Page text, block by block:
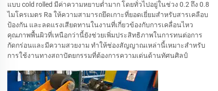
แบบ cold rolled มีค่าความหยาบต่ำมาก โดยทั่วไปอยู่ในช่วง 0.2 ถึง 0.8
ไมโครเมตร Ra ให้ความสามารถยึดเกาะที่ยอดเยี่ยมสำหรับสารเคลือบ
ป้องกัน และลดแรงเสียดทานในงานที่เกี่ยวข้องกับการเคลื่อนไหว
คุณภาพพื้นผิวที่เหนือกว่านี้ยังช่วยเพิ่มประสิทธิภาพในการทนต่อการ
กัดกร่อนและมีความสวยงาม ทำให้ช่องสัญญาณเหล่านี้เหมาะสำหรับ
การใช้งานทางสถาปัตยกรรมที่ต้องการความเด่นด้านทัศนศิลป์